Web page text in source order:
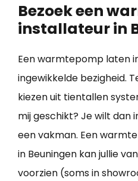
Bezoek een
installateur in
Een warmtepomp laten
ingewikkelde bezigheid.
kiezen uit tientallen
mij geschikt? Je wilt
een vakman. Een
in Beuningen kan jullie
voorzien (soms in